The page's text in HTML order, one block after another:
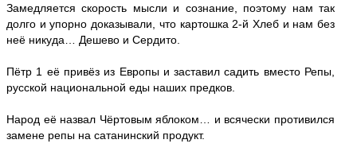
Замедляется скорость мысли и сознание, поэтому нам так
долго и упорно доказывали, что картошка 2-й Хлеб и нам без
неё никуда… Дешево и Сердито.
Пётр 1 её привёз из Европы и заставил садить вместо Репы,
русской национальной еды наших предков.
Народ её назвал Чёртовым яблоком… и всячески противился
замене репы на сатанинский продукт.